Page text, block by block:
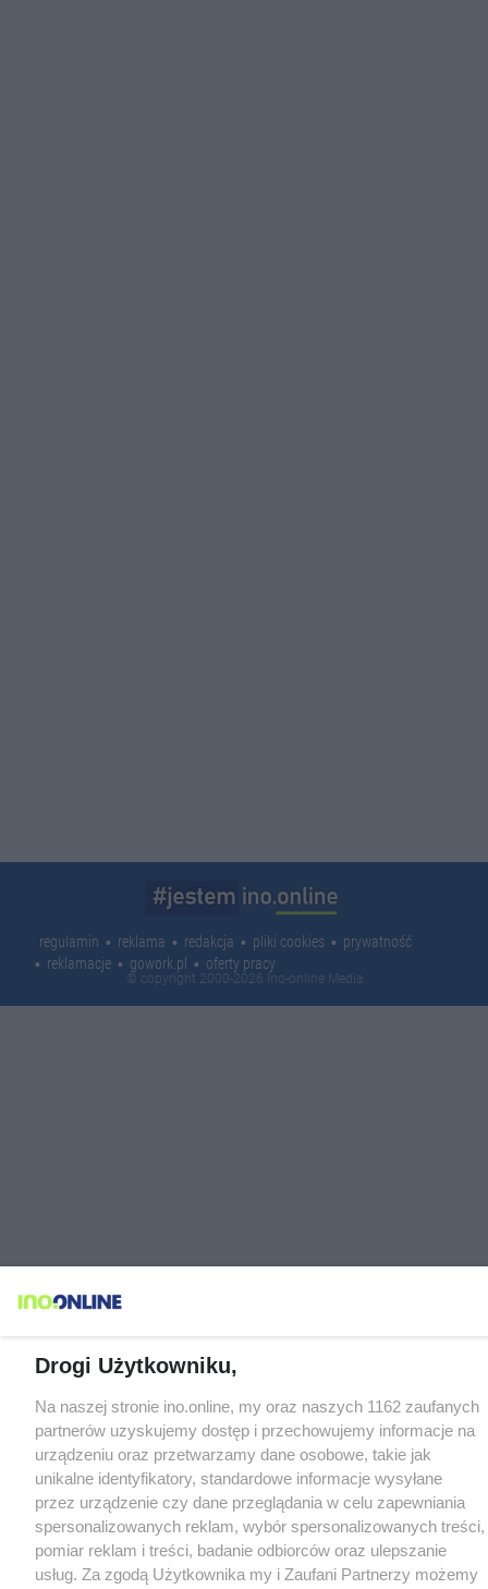
regulamin reklama redakcja pliki cookies
prywatność
reklamacje
gowork.pl oferty pracy
© copyright 2000-2026 Ino-online Media
Drogi Użytkowniku,
Na naszej stronie ino.online, my oraz naszych 1162 zaufanych
partnerów uzyskujemy dostęp i przechowujemy informacje na
urządzeniu oraz przetwarzamy dane osobowe, takie jak
unikalne identyfikatory, standardowe informacje wysyłane
przez urządzenie czy dane przeglądania w celu zapewniania
spersonalizowanych reklam, wybór spersonalizowanych treści,
pomiar reklam i treści, badanie odbiorców oraz ulepszanie
usług. Za zgodą Użytkownika my i Zaufani Partnerzy możemy